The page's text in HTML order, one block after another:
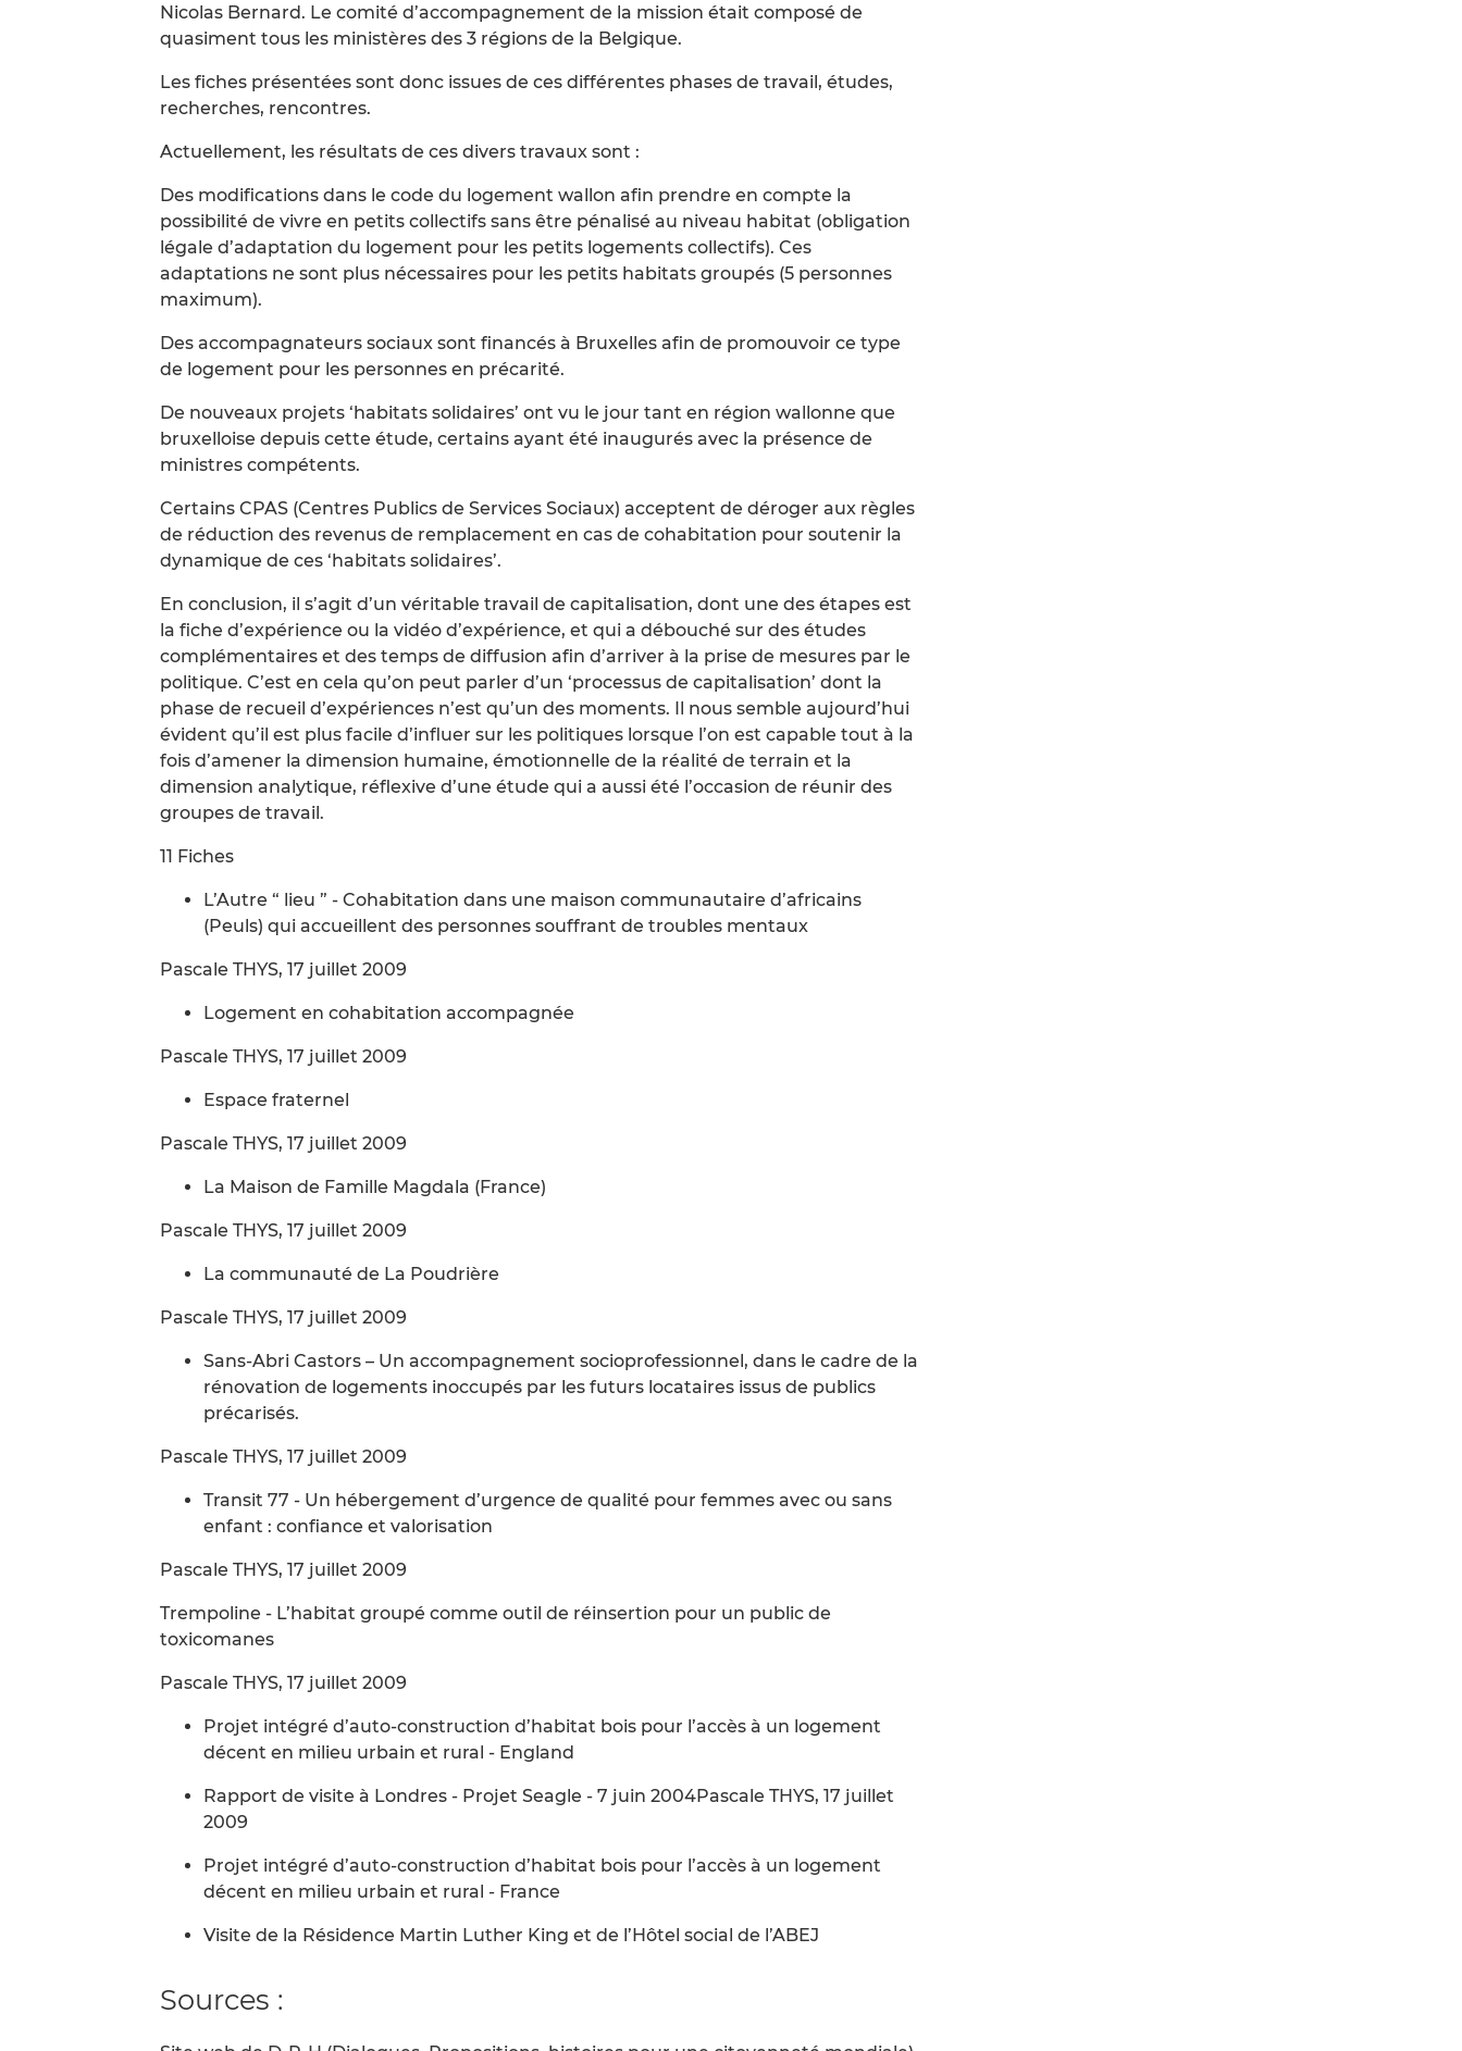
Nicolas Bernard. Le comité d’accompagnement de la mission était composé de
quasiment tous les ministères des 3 régions de la Belgique.
Les fiches présentées sont donc issues de ces différentes phases de travail, études,
recherches, rencontres.
Actuellement, les résultats de ces divers travaux sont :
Des modifications dans le code du logement wallon afin prendre en compte la
possibilité de vivre en petits collectifs sans être pénalisé au niveau habitat (obligation
légale d’adaptation du logement pour les petits logements collectifs). Ces
adaptations ne sont plus nécessaires pour les petits habitats groupés (5 personnes
maximum).
Des accompagnateurs sociaux sont financés à Bruxelles afin de promouvoir ce type
de logement pour les personnes en précarité.
De nouveaux projets ‘habitats solidaires’ ont vu le jour tant en région wallonne que
bruxelloise depuis cette étude, certains ayant été inaugurés avec la présence de
ministres compétents.
Certains CPAS (Centres Publics de Services Sociaux) acceptent de déroger aux règles
de réduction des revenus de remplacement en cas de cohabitation pour soutenir la
dynamique de ces ‘habitats solidaires’.
En conclusion, il s’agit d’un véritable travail de capitalisation, dont une des étapes est
la fiche d’expérience ou la vidéo d’expérience, et qui a débouché sur des études
complémentaires et des temps de diffusion afin d’arriver à la prise de mesures par le
politique. C’est en cela qu’on peut parler d’un ‘processus de capitalisation’ dont la
phase de recueil d’expériences n’est qu’un des moments. Il nous semble aujourd’hui
évident qu’il est plus facile d’influer sur les politiques lorsque l’on est capable tout à la
fois d’amener la dimension humaine, émotionnelle de la réalité de terrain et la
dimension analytique, réflexive d’une étude qui a aussi été l’occasion de réunir des
groupes de travail.
11 Fiches
L’Autre “ lieu ” - Cohabitation dans une maison communautaire d’africains
(Peuls) qui accueillent des personnes souffrant de troubles mentaux
Pascale THYS, 17 juillet 2009
Logement en cohabitation accompagnée
Pascale THYS, 17 juillet 2009
Espace fraternel
Pascale THYS, 17 juillet 2009
La Maison de Famille Magdala (France)
Pascale THYS, 17 juillet 2009
La communauté de La Poudrière
Pascale THYS, 17 juillet 2009
Sans-Abri Castors – Un accompagnement socioprofessionnel, dans le cadre de la
rénovation de logements inoccupés par les futurs locataires issus de publics
précarisés.
Pascale THYS, 17 juillet 2009
Transit 77 - Un hébergement d’urgence de qualité pour femmes avec ou sans
enfant : confiance et valorisation
Pascale THYS, 17 juillet 2009
Trempoline - L’habitat groupé comme outil de réinsertion pour un public de
toxicomanes
Pascale THYS, 17 juillet 2009
Projet intégré d’auto-construction d’habitat bois pour l’accès à un logement
décent en milieu urbain et rural - England
Rapport de visite à Londres - Projet Seagle - 7 juin 2004Pascale THYS, 17 juillet
2009
Projet intégré d’auto-construction d’habitat bois pour l’accès à un logement
décent en milieu urbain et rural - France
Visite de la Résidence Martin Luther King et de l’Hôtel social de l’ABEJ
Sources :